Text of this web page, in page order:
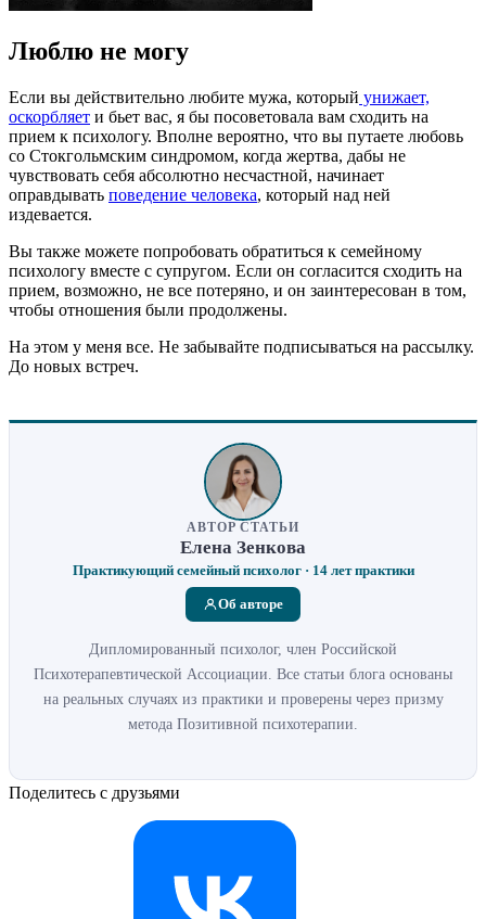
Люблю не могу
Если вы действительно любите мужа, который унижает,
оскорбляет и бьет вас, я бы посоветовала вам сходить на
прием к психологу. Вполне вероятно, что вы путаете любовь
со Стокгольмским синдромом, когда жертва, дабы не
чувствовать себя абсолютно несчастной, начинает
оправдывать поведение человека, который над ней
издевается.
Вы также можете попробовать обратиться к семейному
психологу вместе с супругом. Если он согласится сходить на
прием, возможно, не все потеряно, и он заинтересован в том,
чтобы отношения были продолжены.
На этом у меня все. Не забывайте подписываться на рассылку.
До новых встреч.
АВТОР СТАТЬИ
Елена Зенкова
Практикующий семейный психолог · 14 лет практики
Об авторе
Дипломированный психолог, член Российской
Психотерапевтической Ассоциации. Все статьи блога основаны
на реальных случаях из практики и проверены через призму
метода Позитивной психотерапии.
Поделитесь с друзьями